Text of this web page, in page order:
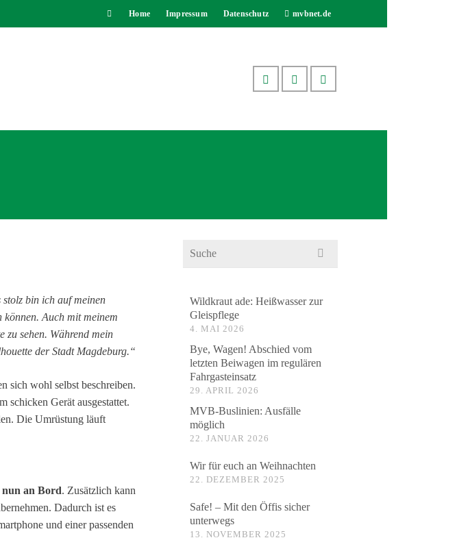
Home Impressum Datenschutz mvbnet.de
bin ich auf meinen
Auch mit meinem
zu sehen. Während mein
der Stadt Magdeburg.“
sich wohl selbst beschreiben.
schicken Gerät ausgestattet.
Die Umrüstung läuft
nun an Bord. Zusätzlich kann
Dadurch ist es
und einer passenden
Search
Wildkraut ade: Heißwasser zur
Gleispflege
4. MAI 2026
Bye, Wagen! Abschied vom
letzten Beiwagen im regulären
Fahrgasteinsatz
29. APRIL 2026
MVB-Buslinien: Ausfälle
möglich
22. JANUAR 2026
Wir für euch an Weihnachten
22. DEZEMBER 2025
Safe! – Mit den Öffis sicher
unterwegs
13. NOVEMBER 2025